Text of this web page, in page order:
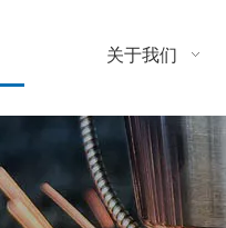
关于我们